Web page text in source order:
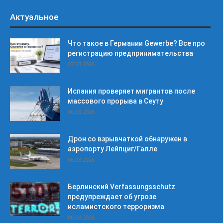
Актуальное
Что такое в Германии Gewerbe? Все про
регистрацию предпринимательства
07.08.2026
Испания проверяет мигрантов после
массового прорыва в Сеуту
06.08.2026
Дрон со взрывчаткой обнаружен в
аэропорту Лейпциг/Галле
06.08.2026
Берлинский Verfassungsschutz
предупреждает об угрозе
исламистского терроризма
06.08.2026